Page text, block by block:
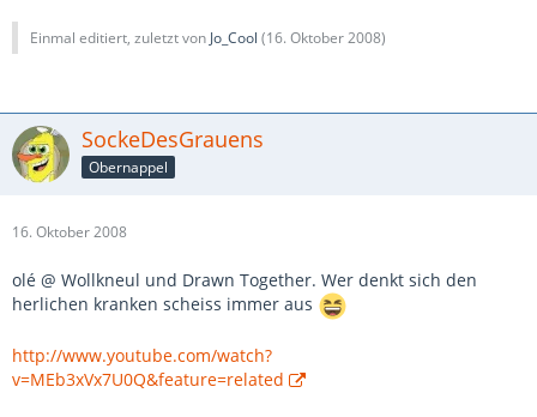
Einmal editiert, zuletzt von Jo_Cool (16. Oktober 2008)
SockeDesGrauens
Obernappel
16. Oktober 2008
olé @ Wollkneul und Drawn Together. Wer denkt sich den
herlichen kranken scheiss immer aus
http://www.youtube.com/watch?
v=MEb3xVx7U0Q&feature=related